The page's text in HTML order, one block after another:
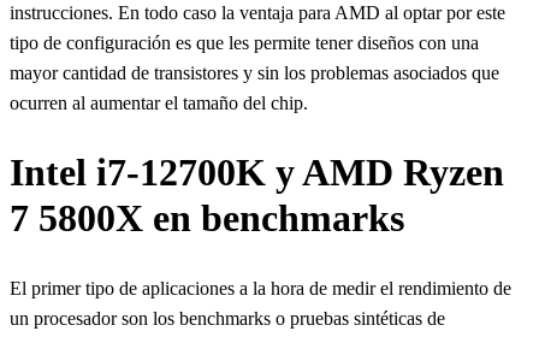
instrucciones. En todo caso la ventaja para AMD al optar por este
tipo de configuración es que les permite tener diseños con una
mayor cantidad de transistores y sin los problemas asociados que
ocurren al aumentar el tamaño del chip.
Intel i7-12700K y AMD Ryzen
7 5800X en benchmarks
El primer tipo de aplicaciones a la hora de medir el rendimiento de
un procesador son los benchmarks o pruebas sintéticas de